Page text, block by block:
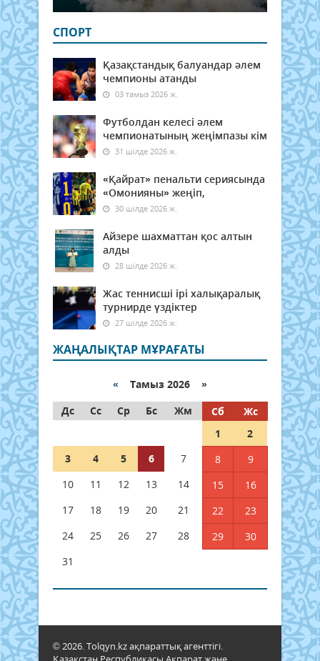
СПОРТ
Қазақстандық балуандар әлем
чемпионы атанды
03 тамыз 2026 ж.
Футболдан келесі әлем
чемпионатының жеңімпазы кім
31 шілде 2026 ж.
«Қайрат» пенальти сериясында
«Омонияны» жеңіп,
30 шілде 2026 ж.
Айзере шахматтан қос алтын
алды
28 шілде 2026 ж.
Жас теннисші ірі халықаралық
турнирде үздіктер
27 шілде 2026 ж.
ЖАҢАЛЫҚТАР МҰРАҒАТЫ
« Тамыз 2026 »
Дс
Сс Ср Бс Жм Сб
Жс
1
2
3
4 5 6 7 8
9
10
11 12 13 14 15
16
17
18 19 20 21 22
23
24
25 26 27 28 29
30
31
© 2026. Tolqyn.kz ақпараттық агенттігі.